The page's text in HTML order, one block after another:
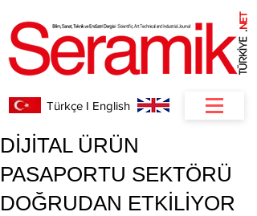
.
NET
Türkçe I English
DİJİTAL ÜRÜN
PASAPORTU SEKTÖRÜ
DOĞRUDAN ETKİLİYOR